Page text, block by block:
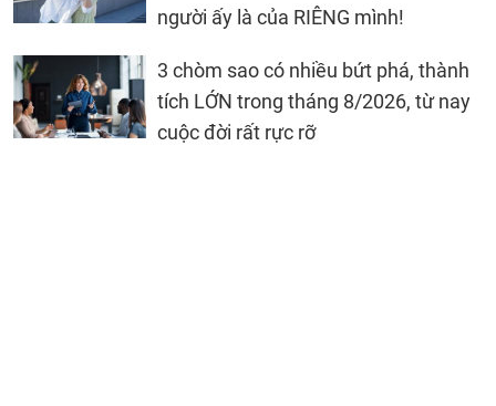
người ấy là của RIÊNG mình!
3 chòm sao có nhiều bứt phá, thành
tích LỚN trong tháng 8/2026, từ nay
cuộc đời rất rực rỡ